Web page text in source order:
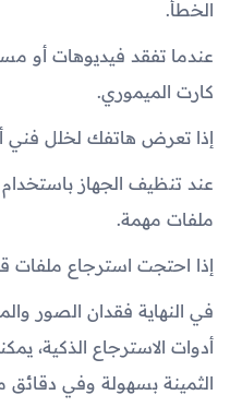
الخطأ.
عندما تفقد فيديوهات أو
كارت الميموري.
إذا تعرض هاتفك لخلل فني
عند تنظيف الجهاز
ملفات مهمة.
إذا احتجت استرجاع ملفات
في النهاية فقدان الصور
أدوات الاسترجاع الذكية،
الثمينة بسهولة وفي دقائق